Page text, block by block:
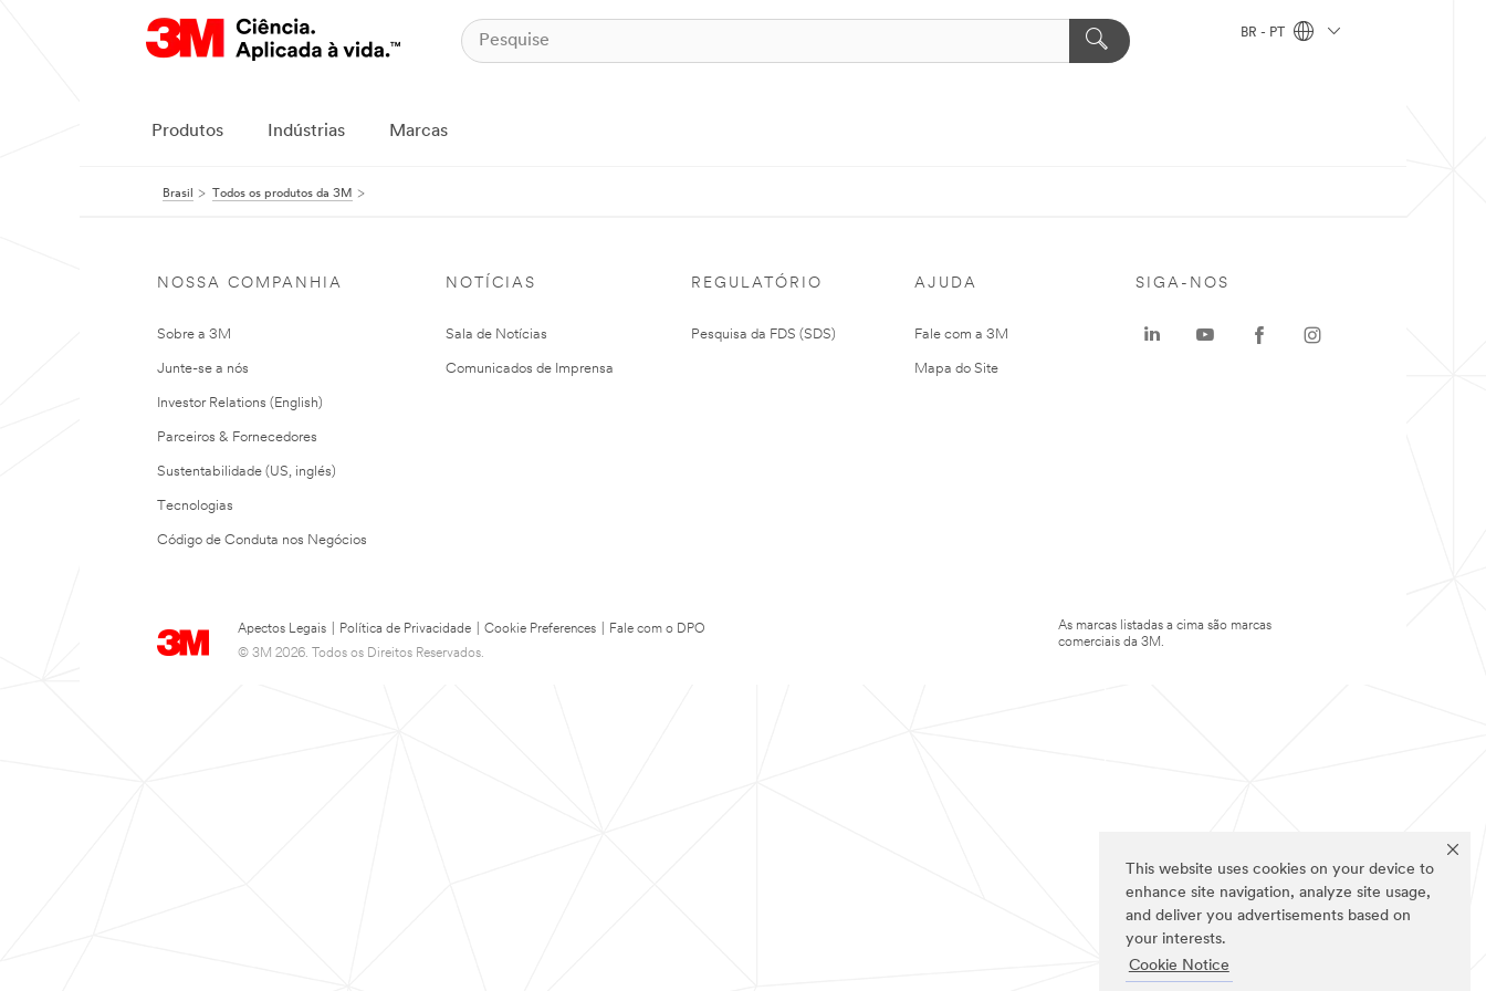
This website uses cookies on your device to
enhance site navigation, analyze site usage,
and deliver you advertisements based on
your interests.
Cookie Notice
BR - PT
Produtos Indústrias Marcas
Brasil Todos os produtos da 3M
NOSSA COMPANHIA
Sobre a 3M
Junte-se a nós
Investor Relations (English)
Parceiros & Fornecedores
Sustentabilidade (US, inglés)
Tecnologias
Código de Conduta nos Negócios
NOTÍCIAS
Sala de Notícias
Comunicados de Imprensa
REGULATÓRIO
Pesquisa da FDS (SDS)
AJUDA
Fale com a 3M
Mapa do Site
Apectos Legais Política de Privacidade Cookie Preferences
Fale com o DPO
© 3M 2026. Todos os Direitos Reservados.
SIGA-NOS
As marcas listadas a cima são marcas
comerciais da 3M.